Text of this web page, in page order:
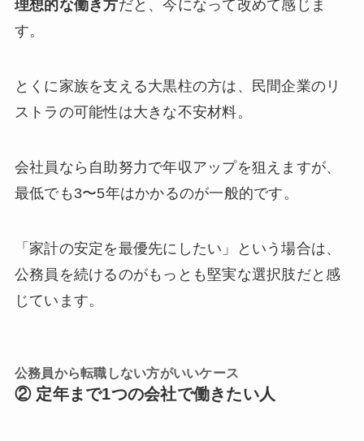
理想的な働き方だと、今になって改めて感じま
す。
とくに家族を支える大黒柱の方は、民間企業のリ
ストラの可能性は大きな不安材料。
会社員なら自助努力で年収アップを狙えますが、
最低でも3〜5年はかかるのが一般的です。
「家計の安定を最優先にしたい」という場合は、
公務員を続けるのがもっとも堅実な選択肢だと感
じています。
公務員から転職しない方がいいケース
② 定年まで1つの会社で働きたい人